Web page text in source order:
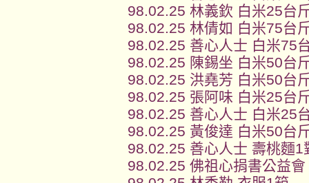
98.02.25 林義欽 白米25台
98.02.25 林倩如 白米75台
98.02.25 善心人士 白米75
98.02.25 陳錫坐 白米50台
98.02.25 洪堯芳 白米50台
98.02.25 張阿味 白米25台
98.02.25 善心人士 白米25
98.02.25 黃俊達 白米50台
98.02.25 善心人士 壽桃麵1
98.02.25 佛祖心捐書公益